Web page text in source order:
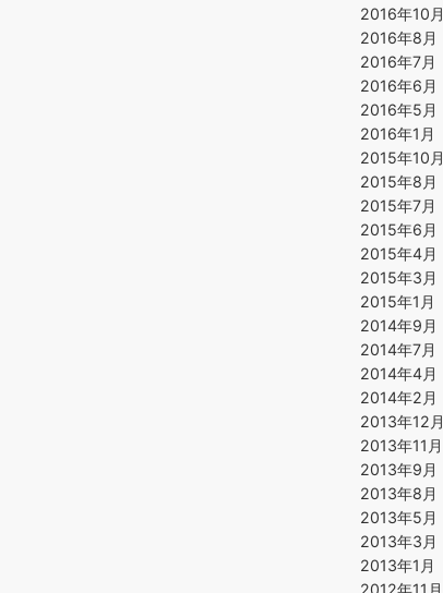
2016年10月
2016年8月
2016年7月
2016年6月
2016年5月
2016年1月
2015年10月
2015年8月
2015年7月
2015年6月
2015年4月
2015年3月
2015年1月
2014年9月
2014年7月
2014年4月
2014年2月
2013年12月
2013年11月
2013年9月
2013年8月
2013年5月
2013年3月
2013年1月
2012年11月